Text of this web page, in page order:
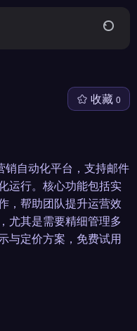
收藏 0
自动化平台，支持邮件
运行。核心功能包括实
，帮助团队提升运营效
尤其是需要精细管理多
与定价方案，免费试用